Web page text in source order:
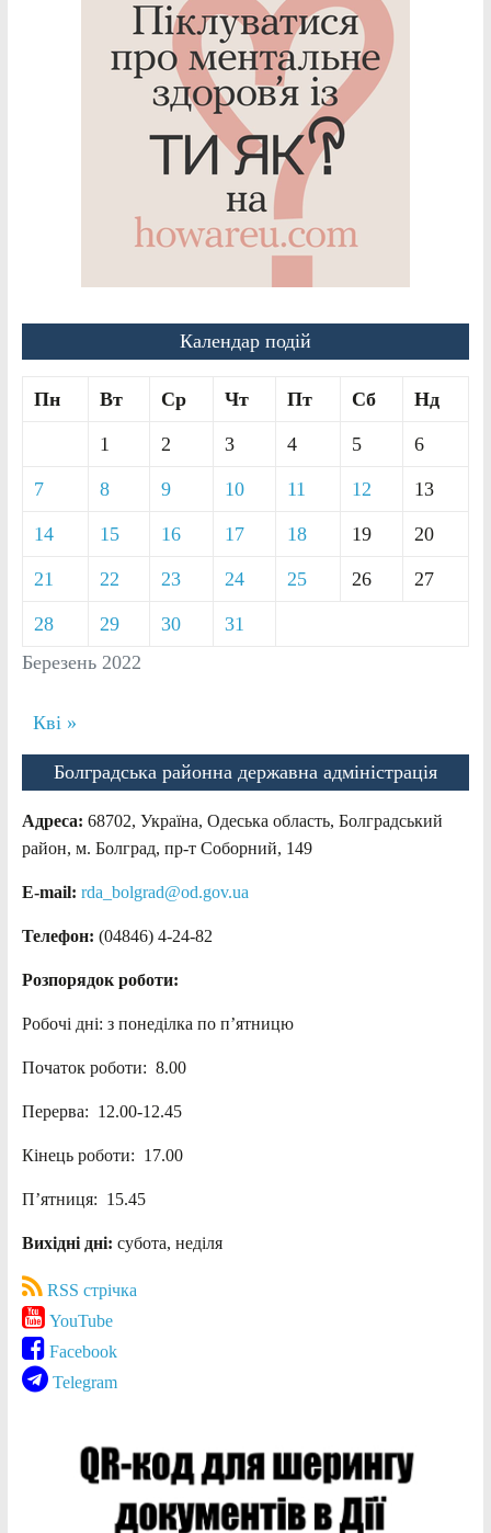
Календар подій
Березень 2022
Пн Вт Ср Чт Пт Сб Нд
1 2 3 4 5 6
7 8 9 10 11 12 13
14 15 16 17 18 19 20
21 22 23 24 25 26 27
28 29 30 31
Кві »
Болградська районна державна адміністрація
Адреса: 68702, Україна, Одеська область, Болградський
район, м. Болград, пр-т Соборний, 149
E-mail: rda_bolgrad@od.gov.ua
Телефон: (04846) 4-24-82
Розпорядок роботи:
Робочі дні: з понеділка по п’ятницю
Початок роботи: 8.00
Перерва: 12.00-12.45
Кінець роботи: 17.00
П’ятниця: 15.45
Вихідні дні: субота, неділя
RSS стрічка
YouTube
Facebook
Telegram